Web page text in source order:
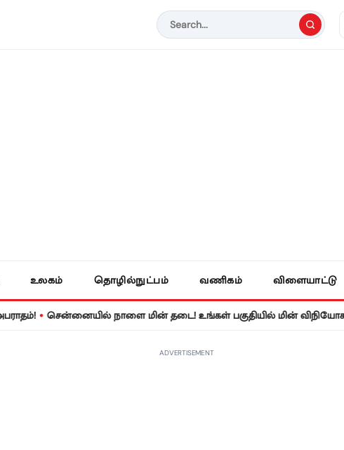
உலகம் தொழில்நுட்பம் வணிகம் விளையாட்டு
• சென்னையில் நாளை மின் தடை! உங்கள் பகுதியில் மின் விநியோகம்
ADVERTISEMENT